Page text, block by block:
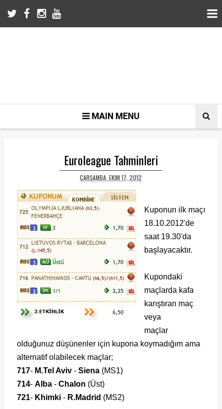
MAIN MENU
Euroleague Tahminleri
ÇARŞAMBA, EKIM 17, 2012
Kuponun ilk maçı
18.10.2012'de
saat 19.30'da
başlayacaktır.
Kupondaki
maçlarda kafa
karıştıran maç
veya
maçlar
olduğunuz düşünenler için kupona koymadığım ama
alternatif olabilecek maçlar;
717- M.Tel Aviv-Siena (MS1)
714- Alba- Chalon (Üst)
721-Khimki- R.Madrid (MS2)